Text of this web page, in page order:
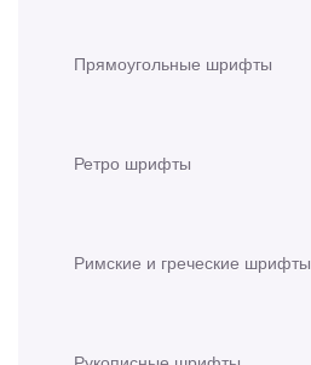
Прямоугольные шрифты
Ретро шрифты
Римские и греческие шрифты